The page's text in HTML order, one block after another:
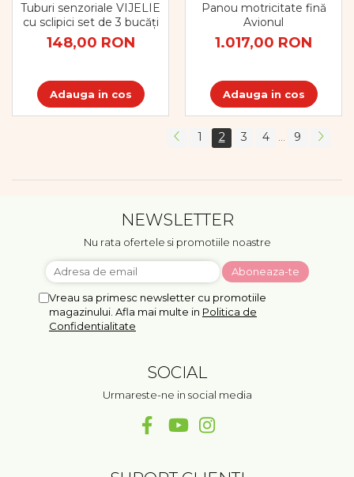
Tuburi senzoriale VIJELIE
cu sclipici set de 3 bucăți
148,00 RON
Adauga in cos
Panou motricitate fină
Avionul
1.017,00 RON
Adauga in cos
1 2 3 4 9
NEWSLETTER
Nu rata ofertele si promotiile noastre
Vreau sa primesc newsletter cu promotiile
magazinului. Afla mai multe in Politica de
Confidentialitate
SOCIAL
Urmareste-ne in social media